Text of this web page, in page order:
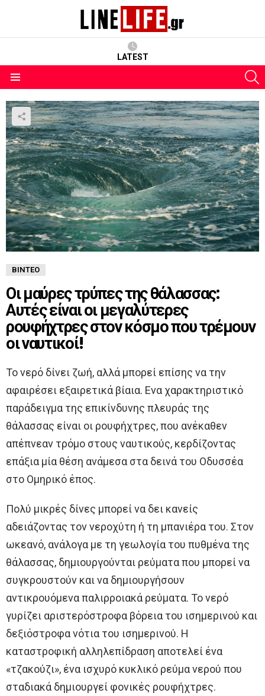
LATEST
ΒΊΝΤΕΟ
Οι μαύρες τρύπες της θάλασσας:
Αυτές είναι οι μεγαλύτερες
ρουφήχτρες στον κόσμο που τρέμουν
οι ναυτικοί!
Το νερό δίνει ζωή, αλλά μπορεί επίσης να την
αφαιρέσει εξαιρετικά βίαια. Ενα χαρακτηριστικό
παράδειγμα της επικίνδυνης πλευράς της
θάλασσας είναι οι ρουφήχτρες, που ανέκαθεν
απέπνεαν τρόμο στους ναυτικούς, κερδίζοντας
επάξια μία θέση ανάμεσα στα δεινά του Οδυσσέα
στο Ομηρικό έπος.
Πολύ μικρές δίνες μπορεί να δει κανείς
αδειάζοντας τον νεροχύτη ή τη μπανιέρα του. Στον
ωκεανό, ανάλογα με τη γεωλογία του πυθμένα της
θάλασσας, δημιουργούνται ρεύματα που μπορεί να
συγκρουστούν και να δημιουργήσουν
αντικρουόμενα παλιρροιακά ρεύματα. Το νερό
γυρίζει αριστερόστροφα βόρεια του ισημερινού και
δεξιόστροφα νότια του ισημερινού. Η
καταστροφική αλληλεπίδραση αποτελεί ένα
«τζακούζι», ένα ισχυρό κυκλικό ρεύμα νερού που
σταδιακά δημιουργεί φονικές ρουφήχτρες.